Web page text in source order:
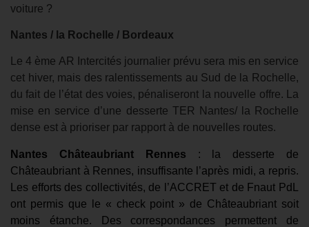
voiture ?
Nantes / la Rochelle / Bordeaux
Le 4 ème AR Intercités journalier prévu sera mis en service
cet hiver, mais des ralentissements au Sud de la Rochelle,
du fait de l’état des voies, pénaliseront la nouvelle offre. La
mise en service d’une desserte TER Nantes/ la Rochelle
dense est à prioriser par rapport à de nouvelles routes.
Nantes Châteaubriant Rennes : la desserte de
Châteaubriant à Rennes, insuffisante l’après midi, a repris.
Les efforts des collectivités, de l’ACCRET et de Fnaut PdL
ont permis que le « check point » de Châteaubriant soit
moins étanche. Des correspondances permettent de